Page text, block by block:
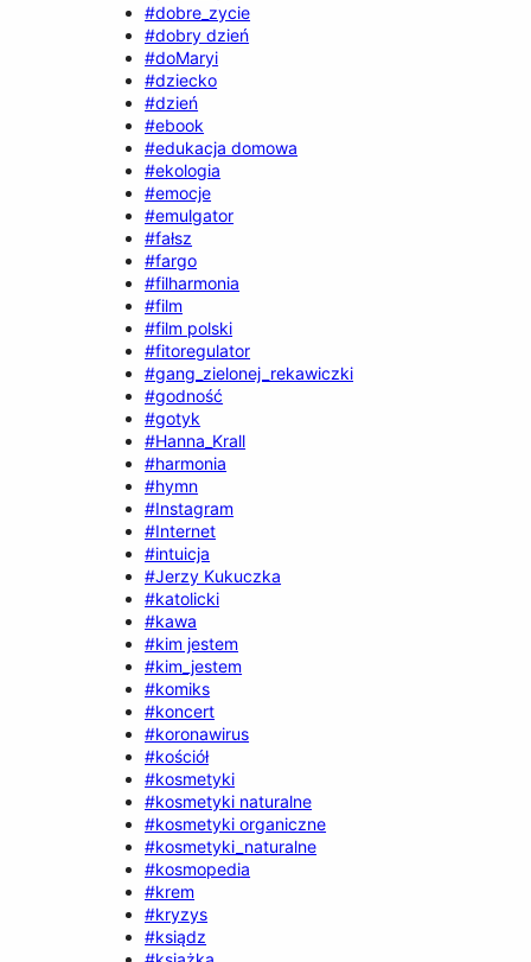
#dobre_zycie
#dobry dzień
#doMaryi
#dziecko
#dzień
#ebook
#edukacja domowa
#ekologia
#emocje
#emulgator
#fałsz
#fargo
#filharmonia
#film
#film polski
#fitoregulator
#gang_zielonej_rekawiczki
#godność
#gotyk
#Hanna_Krall
#harmonia
#hymn
#Instagram
#Internet
#intuicja
#Jerzy Kukuczka
#katolicki
#kawa
#kim jestem
#kim_jestem
#komiks
#koncert
#koronawirus
#kościół
#kosmetyki
#kosmetyki naturalne
#kosmetyki organiczne
#kosmetyki_naturalne
#kosmopedia
#krem
#kryzys
#ksiądz